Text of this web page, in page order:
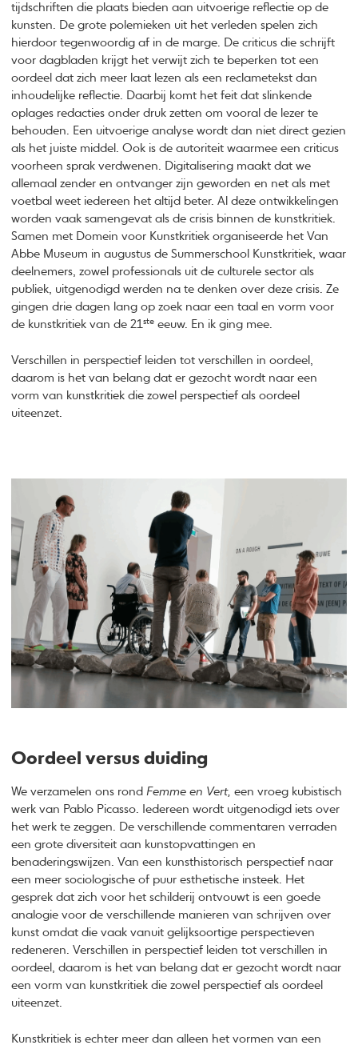
tijdschriften die plaats bieden aan uitvoerige reflectie op de
kunsten. De grote polemieken uit het verleden spelen zich
hierdoor tegenwoordig af in de marge. De criticus die schrijft
voor dagbladen krijgt het verwijt zich te beperken tot een
oordeel dat zich meer laat lezen als een reclametekst dan
inhoudelijke reflectie. Daarbij komt het feit dat slinkende
oplages redacties onder druk zetten om vooral de lezer te
behouden. Een uitvoerige analyse wordt dan niet direct gezien
als het juiste middel. Ook is de autoriteit waarmee een criticus
voorheen sprak verdwenen. Digitalisering maakt dat we
allemaal zender en ontvanger zijn geworden en net als met
voetbal weet iedereen het altijd beter. Al deze ontwikkelingen
worden vaak samengevat als de crisis binnen de kunstkritiek.
Samen met Domein voor Kunstkritiek organiseerde het Van
Abbe Museum in augustus de Summerschool Kunstkritiek, waar
deelnemers, zowel professionals uit de culturele sector als
publiek, uitgenodigd werden na te denken over deze crisis. Ze
gingen drie dagen lang op zoek naar een taal en vorm voor
de kunstkritiek van de 21ste eeuw. En ik ging mee.
Verschillen in perspectief leiden tot verschillen in oordeel,
daarom is het van belang dat er gezocht wordt naar een
vorm van kunstkritiek die zowel perspectief als oordeel
uiteenzet.
Oordeel versus duiding
We verzamelen ons rondFemme en Vert,een vroeg kubistisch
werk van Pablo Picasso. Iedereen wordt uitgenodigd iets over
het werk te zeggen. De verschillende commentaren verraden
een grote diversiteit aan kunstopvattingen en
benaderingswijzen. Van een kunsthistorisch perspectief naar
een meer sociologische of puur esthetische insteek. Het
gesprek dat zich voor het schilderij ontvouwt is een goede
analogie voor de verschillende manieren van schrijven over
kunst omdat die vaak vanuit gelijksoortige perspectieven
redeneren. Verschillen in perspectief leiden tot verschillen in
oordeel, daarom is het van belang dat er gezocht wordt naar
een vorm van kunstkritiek die zowel perspectief als oordeel
uiteenzet.
Kunstkritiek is echter meer dan alleen het vormen van een